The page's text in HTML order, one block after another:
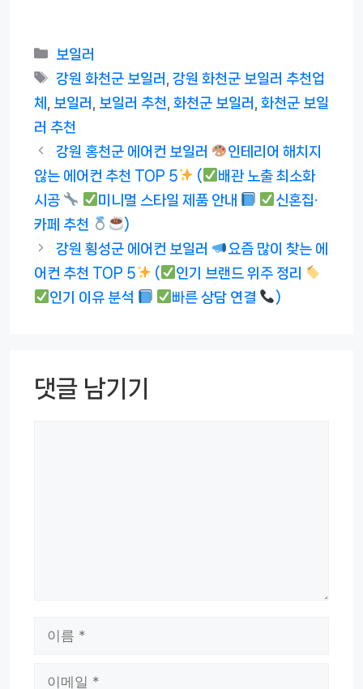
카
테
리
보일러
태
그
강원 화천군 보일러 ,강원 화천군 보일러 추천업
체
보일러 보일러 추천 화천군 보일러
화천군 보일
러 추천
강원 홍천군 에어컨 보일러
인테리어 해치지
않는 에어컨 추천 TOP 5
(
배관 노출 최소화
시공
미니멀 스타일 제품 안내
신혼집·
카페 추천
)
강원 횡성군 에어컨 보일러
요즘 많이 찾는 에
어컨 추천 TOP 5
(
인기 브랜드 위주 정리
인기 이유 분석
빠른 상담 연결 )
댓글 남기기